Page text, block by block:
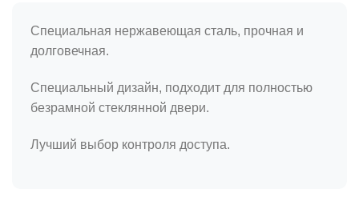
Специальная нержавеющая сталь, прочная и
долговечная.
Специальный дизайн, подходит для полностью
безрамной стеклянной двери.
Лучший выбор контроля доступа.